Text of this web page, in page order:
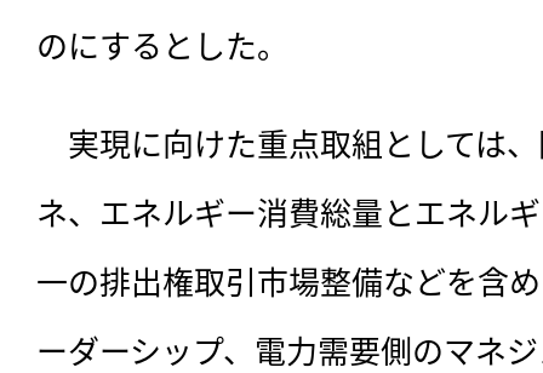
のにするとした。
実現に向けた重点取組としては
ネ、エネルギー消費総量とエネル
一の排出権取引市場整備などを含
ーダーシップ、電力需要側のマネ